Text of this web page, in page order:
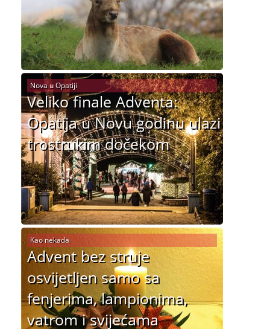
Veliko finale Adventa:
Opatija u Novu godinu ulazi
trostrukim dočekom
Nova u Opatiji
Advent bez struje
osvijetljen samo sa
fenjerima, lampionima,
vatrom i svijećama
Kao nekada